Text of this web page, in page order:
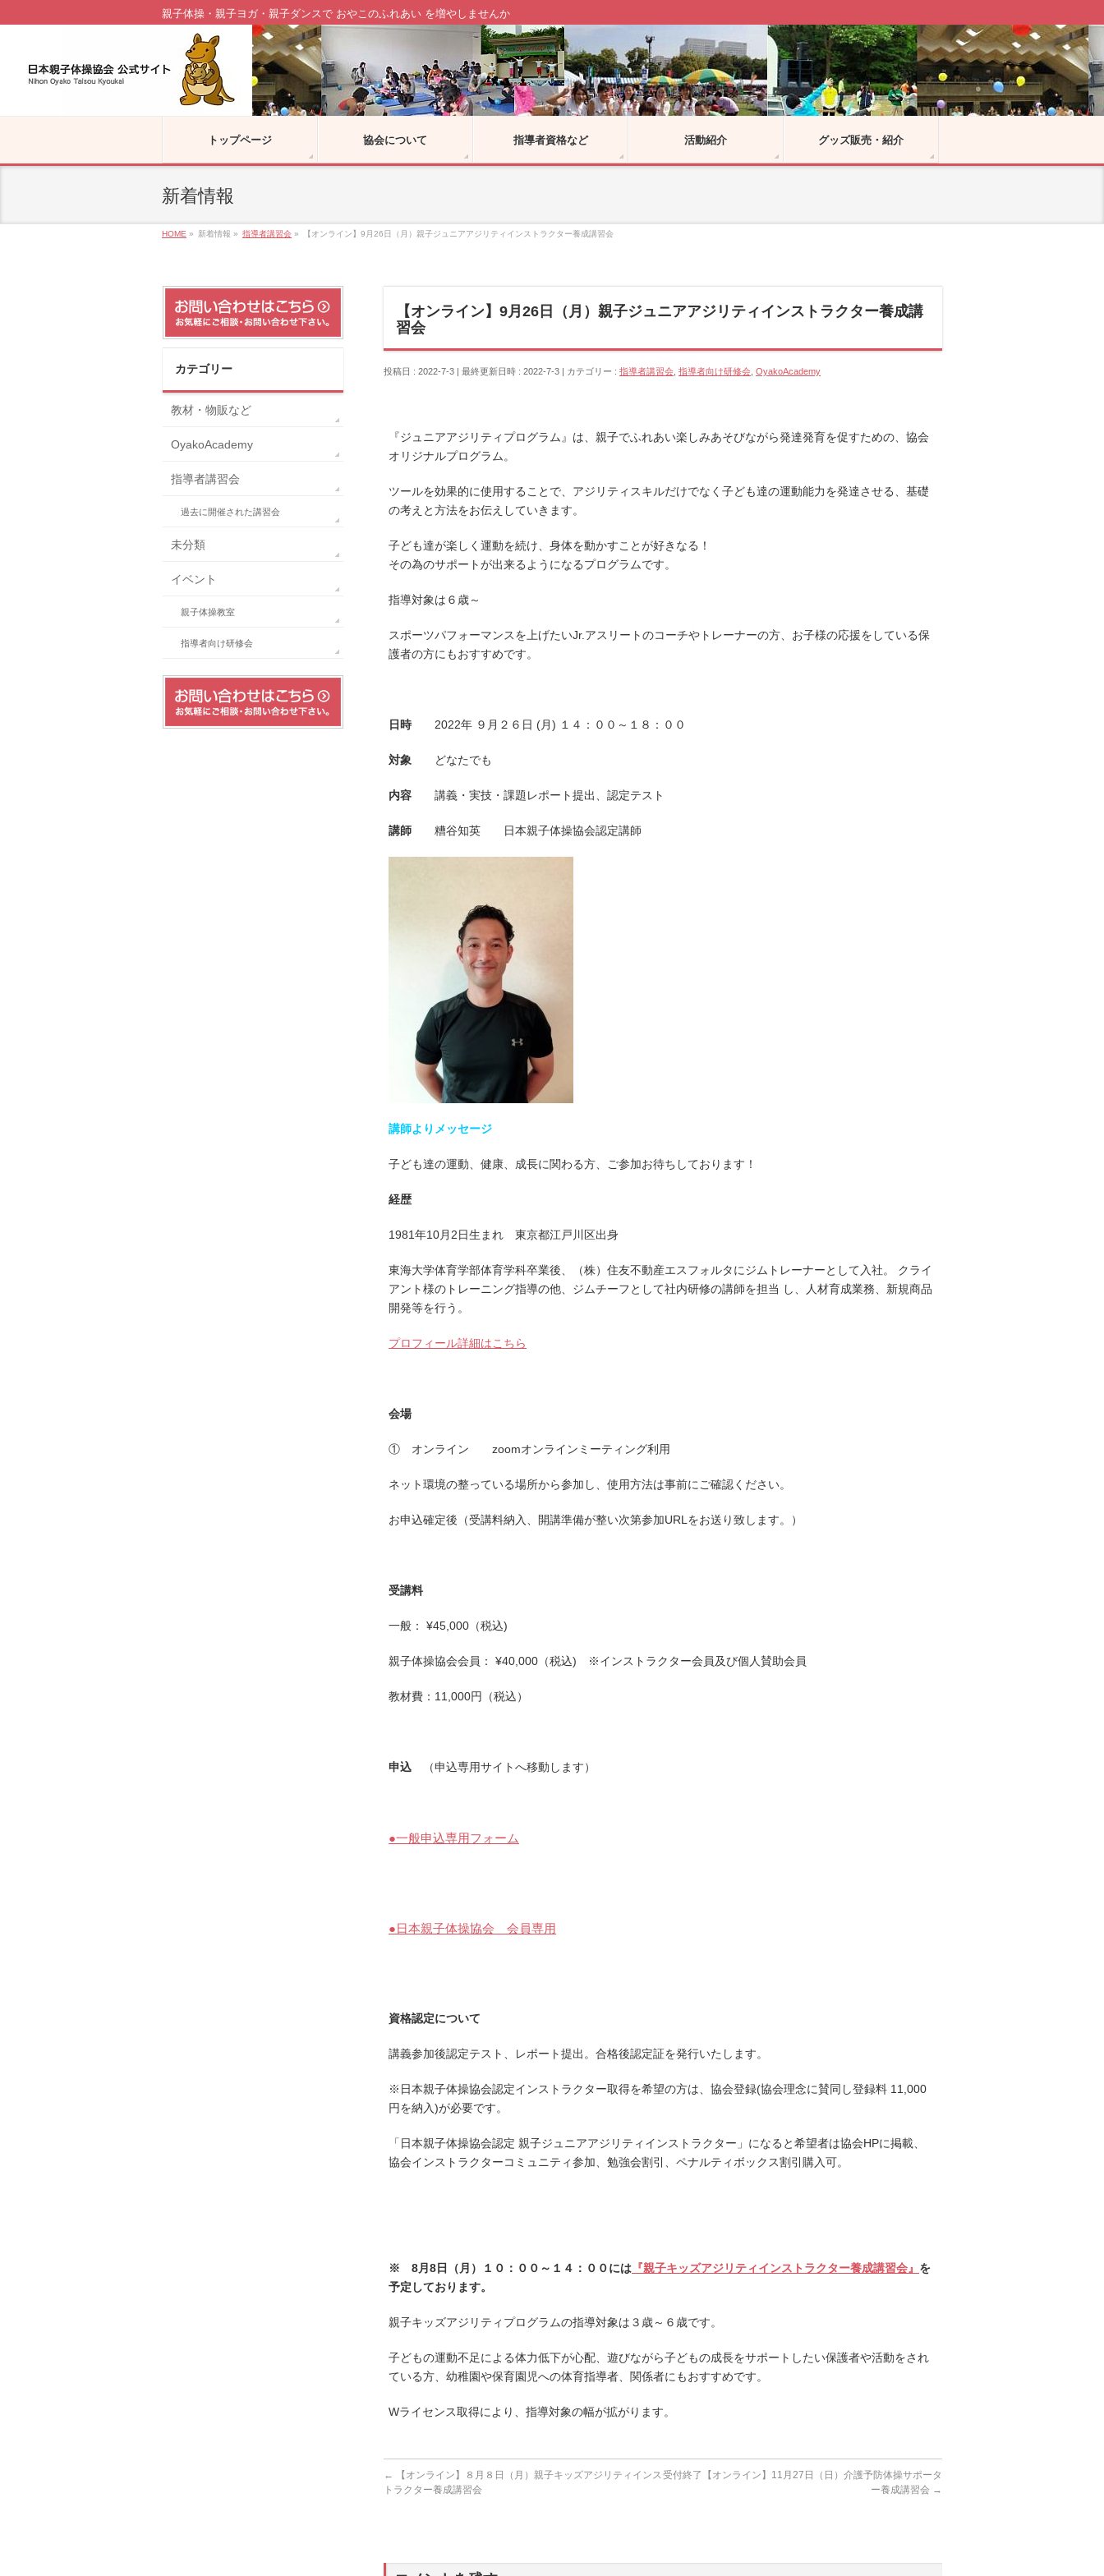
親子体操・親子ヨガ・親子ダンスで おやこのふれあい を増やしませんか
トップページ 協会について 指導者資格など 活動紹介 グッズ販売・紹介
新着情報
HOME » 新着情報 » 指導者講習会 » 【オンライン】9月26日（月）親子ジュニアアジリティインストラクター養成講習会
【オンライン】9月26日（月）親子ジュニアアジリティインストラクター養成講
習会
投稿日 : 2022-7-3 最終更新日時 : 2022-7-3 カテゴリー : 指導者講習会 指導者向け研修会 OyakoAcademy
『ジュニアアジリティプログラム』は、親子でふれあい楽しみあそびながら発達発育を促すための、協会
オリジナルプログラム。
ツールを効果的に使用することで、アジリティスキルだけでなく子ども達の運動能力を発達させる、基礎
の考えと方法をお伝えしていきます。
子ども達が楽しく運動を続け、身体を動かすことが好きなる！
その為のサポートが出来るようになるプログラムです。
指導対象は６歳～
スポーツパフォーマンスを上げたいJr.アスリートのコーチやトレーナーの方、お子様の応援をしている保
護者の方にもおすすめです。
日時 2022年 ９月２６日 (月) １４：００～１８：００
対象 どなたでも
内容 講義・実技・課題レポート提出、認定テスト
講師 糟谷知英 日本親子体操協会認定講師
講師よりメッセージ
子ども達の運動、健康、成長に関わる方、ご参加お待ちしております！
経歴
1981年10月2日生まれ 東京都江戸川区出身
東海大学体育学部体育学科卒業後、（株）住友不動産エスフォルタにジムトレーナーとして入社。 クライ
アント様のトレーニング指導の他、ジムチーフとして社内研修の講師を担当 し、人材育成業務、新規商品
開発等を行う。
プロフィール詳細はこちら
会場
① オンライン zoomオンラインミーティング利用
ネット環境の整っている場所から参加し、使用方法は事前にご確認ください。
お申込確定後（受講料納入、開講準備が整い次第参加URLをお送り致します。）
受講料
一般： ¥45,000（税込)
親子体操協会会員： ¥40,000（税込) ※インストラクター会員及び個人賛助会員
教材費：11,000円（税込）
申込 （申込専用サイトへ移動します）
●一般申込専用フォーム
●日本親子体操協会 会員専用
資格認定について
講義参加後認定テスト、レポート提出。合格後認定証を発行いたします。
※日本親子体操協会認定インストラクター取得を希望の方は、協会登録(協会理念に賛同し登録料 11,000
円を納入)が必要です。
「日本親子体操協会認定 親子ジュニアアジリティインストラクター」になると希望者は協会HPに掲載、
協会インストラクターコミュニティ参加、勉強会割引、ペナルティボックス割引購入可。
※ 8月8日（月）１０：００～１４：００には 『親子キッズアジリティインストラクター養成講習会』 を
予定しております。
親子キッズアジリティプログラムの指導対象は３歳～６歳です。
子どもの運動不足による体力低下が心配、遊びながら子どもの成長をサポートしたい保護者や活動をされ
ている方、幼稚園や保育園児への体育指導者、関係者にもおすすめです。
Wライセンス取得により、指導対象の幅が拡がります。
←
【オンライン】８月８日（月）親子キッズアジリティインス
トラクター養成講習会
受付終了【オンライン】11月27日（日）介護予防体操サポータ
ー養成講習会 →
カテゴリー
教材・物販など
OyakoAcademy
指導者講習会
過去に開催された講習会
未分類
イベント
親子体操教室
指導者向け研修会